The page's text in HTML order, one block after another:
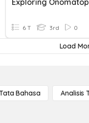
Exploring
6 T 3rd 0
Load
Bahasa Analisis